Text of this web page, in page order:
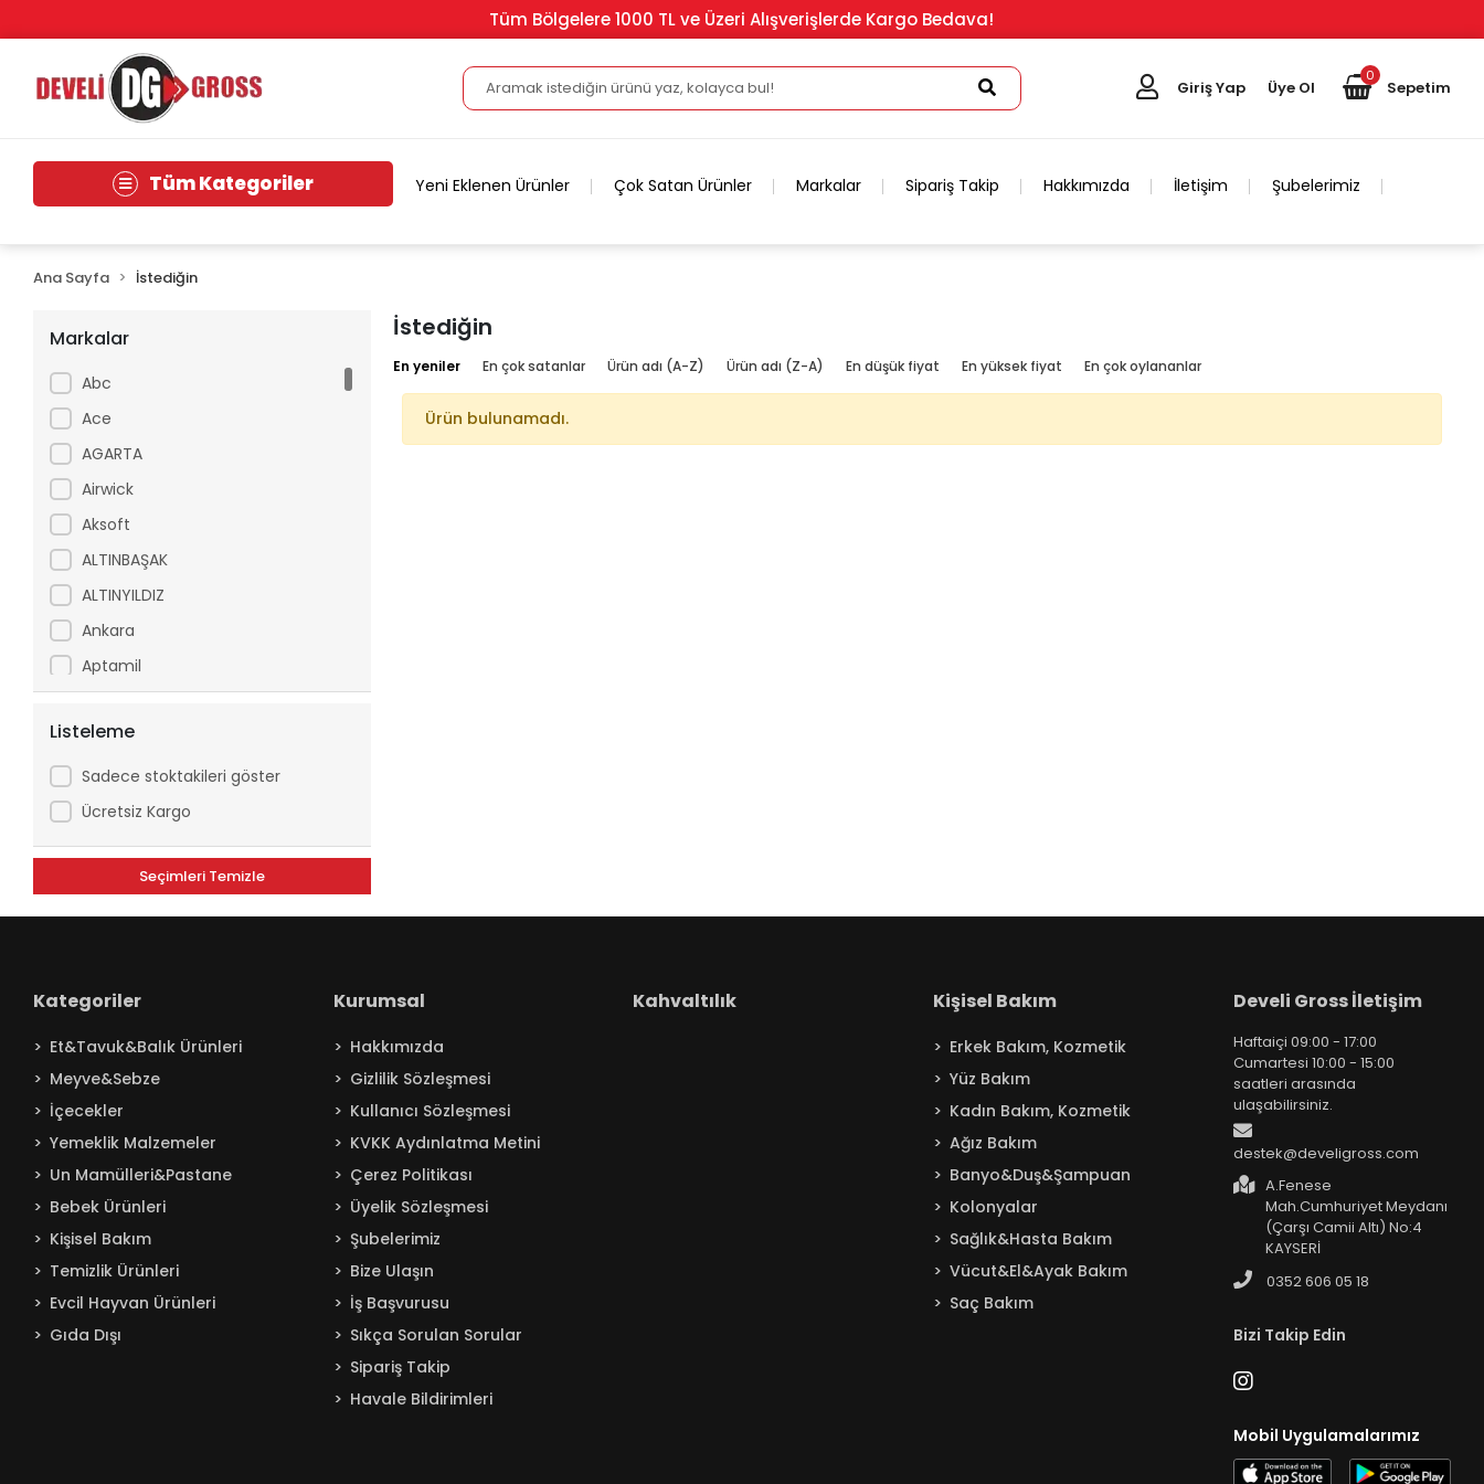
Tüm Bölgelere 1000 TL ve Üzeri Alışverişlerde Kargo Bedava!
Giriş Yap Üye Ol
0
Sepetim
Tüm Kategoriler Yeni Eklenen Ürünler Çok Satan Ürünler Markalar Sipariş Takip Hakkımızda İletişim Şubelerimiz
Ana Sayfa İstediğin
Markalar
Abc
Ace
AGARTA
Airwick
Aksoft
ALTINBAŞAK
ALTINYILDIZ
Ankara
Aptamil
Ariel
Arko
Asperox
ASSE
ATILGAN
Avşar
Baby Turco
Badem
Bağdat
Bebelac
Beta
Beyaz
BEYPAZARI
Bingo
Listeleme
Sadece stoktakileri göster
Ücretsiz Kargo
Seçimleri Temizle
İstediğin
En yeniler En çok satanlar Ürün adı (A-Z) Ürün adı (Z-A) En düşük fiyat En yüksek fiyat En çok oylananlar
Ürün bulunamadı.
Kategoriler
Et&Tavuk&Balık Ürünleri
Meyve&Sebze
İçecekler
Yemeklik Malzemeler
Un Mamülleri&Pastane
Bebek Ürünleri
Kişisel Bakım
Temizlik Ürünleri
Evcil Hayvan Ürünleri
Gıda Dışı
Kurumsal
Hakkımızda
Gizlilik Sözleşmesi
Kullanıcı Sözleşmesi
KVKK Aydınlatma Metini
Çerez Politikası
Üyelik Sözleşmesi
Şubelerimiz
Bize Ulaşın
İş Başvurusu
Sıkça Sorulan Sorular
Sipariş Takip
Havale Bildirimleri
Kahvaltılık Kişisel Bakım
Erkek Bakım, Kozmetik
Yüz Bakım
Kadın Bakım, Kozmetik
Ağız Bakım
Banyo&Duş&Şampuan
Kolonyalar
Sağlık&Hasta Bakım
Vücut&El&Ayak Bakım
Saç Bakım
Develi Gross İletişim
Haftaiçi 09:00 - 17:00
Cumartesi 10:00 - 15:00
saatleri arasında
ulaşabilirsiniz.
destek@develigross.com
A.Fenese
Mah.Cumhuriyet Meydanı
(Çarşı Camii Altı) No:4
KAYSERİ
0352 606 05 18
Bizi Takip Edin
Mobil Uygulamalarımız